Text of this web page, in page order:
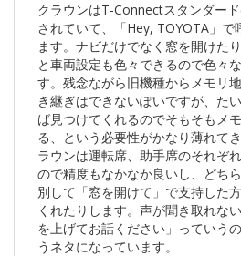
クラウンはT-Connectスタンダー
されていて、「Hey, TOYOTA」で
ます。ナビだけでなく窓を開けた
と車両設定も色々できるので色々
す。残念ながら旧機種からメモリ
き継ぎはできないぽいですが、た
ば見つけてくれるのでそもそもメ
る、という必要性がかなり薄れて
ラウンは運転席、助手席のそれぞ
ので精度もなかなか良いし、どち
別して「窓を開けて」で支持した
くれたりします。声が聞き取れな
を上げてお話ください」っていう
うネタになっています。